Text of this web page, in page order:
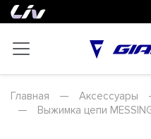
Главная — Аксессуары
—
Выжимка цепи